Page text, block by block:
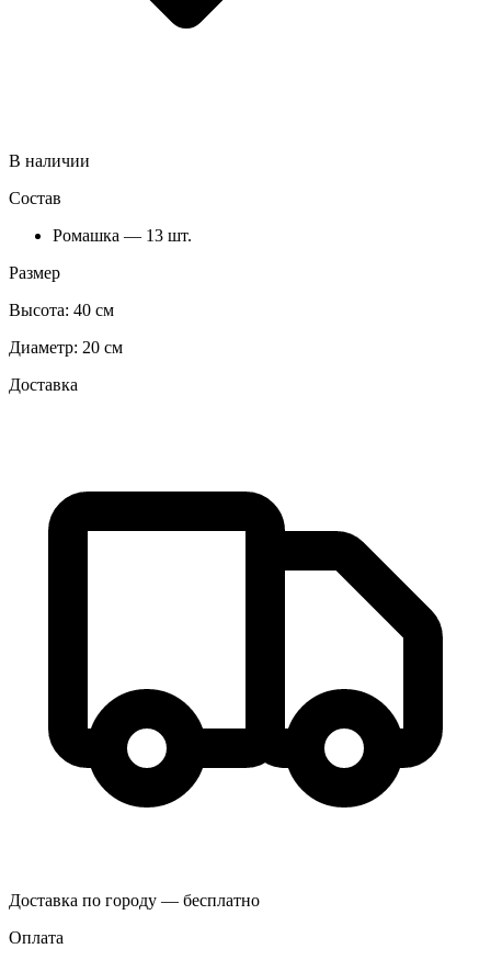
В наличии
Состав
Ромашка — 13 шт.
Размер
Высота: 40 см
Диаметр: 20 см
Доставка
Доставка по городу — бесплатно
Оплата